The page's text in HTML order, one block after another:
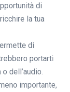
di
la tua
di
portarti
dell’audio.
importante,